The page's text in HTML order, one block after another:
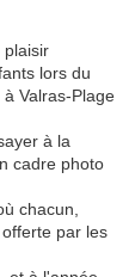
plaisir
lors du
Valras-Plage
à la
cadre photo
chacun,
par les